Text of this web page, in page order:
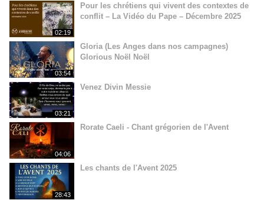
02:19
Pour les chrétiens qui vivent des contextes de
conflit – La Vidéo du Pape – Décembre 2025
03:54
Gloria (Les Anges dans nos campagnes)
Glorious Noël Noël
03:21
Venez Divin Messie
04:06
Rorate Caeli - Chant grégorien de l'Avent
28:43
Les chants de l'Avent 2025